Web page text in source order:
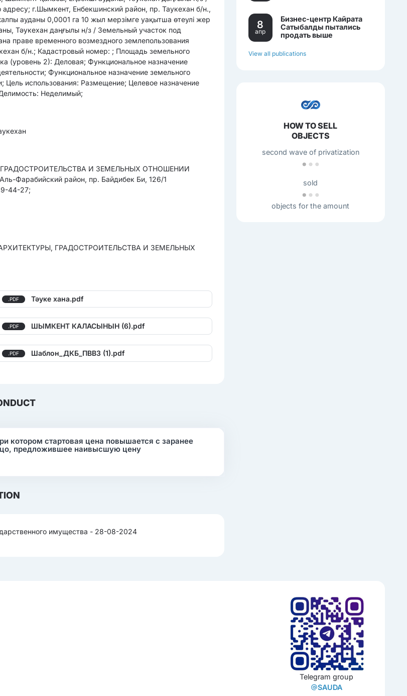
г.Шымкент, Енбекшинский район, пр. Таукехан б/н.,
ауданы 0,0001 га 10 жыл мерзімге уақытша өтеулі жер
Тәукехан даңғылы н/з / Земельный участок под
праве временного возмездного землепользования
б/н.; Кадастровый номер: ; Площадь земельного
(уровень 2): Деловая; Функциональное назначение
Функциональное назначение земельного
Цель использования: Размещение; Целевое назначение
Неделимый;
И ЗЕМЕЛЬНЫХ ОТНОШЕНИИ
Фарабийский район, пр. Байдибек Би, 126/1
44-27;
ГРАДОСТРОИТЕЛЬСТВА И ЗЕМЕЛЬНЫХ
.PDF Тәуке хана.pdf
.PDF ШЫМКЕНТ КАЛАСЫНЫН (6).pdf
.PDF Шаблон_ДКБ_ПВВЗ (1).pdf
котором стартовая цена повышается с заранее
предложившее наивысшую цену
имущества - 28-08-2024
8
апр
Бизнес-центр Кайрата
Сатыбалды пытались
продать выше
View all publications
HOW TO SELL
OBJECTS
second wave of privatization
sold
objects for the amount
Telegram group
SAUDA